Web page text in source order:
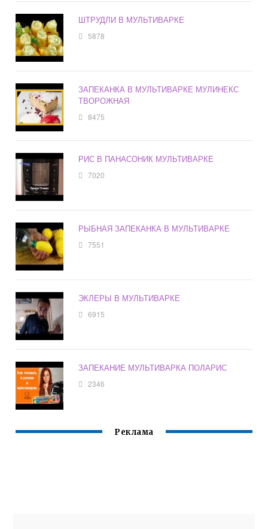
ШТРУДЛИ В МУЛЬТИВАРКЕ
5878
ЗАПЕКАНКА В МУЛЬТИВАРКЕ МУЛИНЕКС
ТВОРОЖНАЯ
8475
РИС В ПАНАСОНИК МУЛЬТИВАРКЕ
7020
РЫБНАЯ ЗАПЕКАНКА В МУЛЬТИВАРКЕ
7551
ЭКЛЕРЫ В МУЛЬТИВАРКЕ
6915
ЗАПЕКАНИЕ МУЛЬТИВАРКА ПОЛАРИС
2346
Реклама